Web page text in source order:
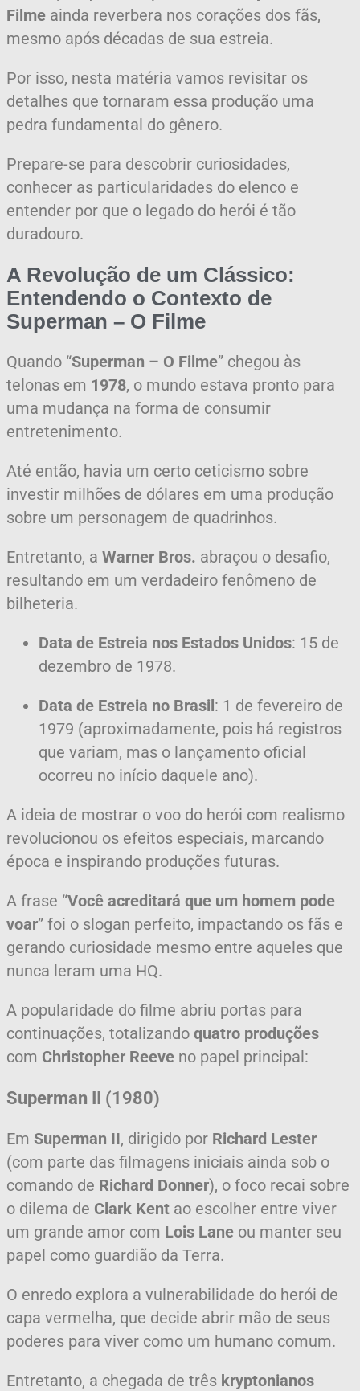
Filme ainda reverbera nos corações dos fãs,
mesmo após décadas de sua estreia.
Por isso, nesta matéria vamos revisitar os
detalhes que tornaram essa produção uma
pedra fundamental do gênero.
Prepare-se para descobrir curiosidades,
conhecer as particularidades do elenco e
entender por que o legado do herói é tão
duradouro.
A Revolução de um Clássico:
Entendendo o Contexto de
Superman – O Filme
Quando “Superman – O Filme” chegou às
telonas em 1978, o mundo estava pronto para
uma mudança na forma de consumir
entretenimento.
Até então, havia um certo ceticismo sobre
investir milhões de dólares em uma produção
sobre um personagem de quadrinhos.
Entretanto, a Warner Bros. abraçou o desafio,
resultando em um verdadeiro fenômeno de
bilheteria.
Data de Estreia nos Estados Unidos: 15 de
dezembro de 1978.
Data de Estreia no Brasil: 1 de fevereiro de
1979 (aproximadamente, pois há registros
que variam, mas o lançamento oficial
ocorreu no início daquele ano).
A ideia de mostrar o voo do herói com realismo
revolucionou os efeitos especiais, marcando
época e inspirando produções futuras.
A frase “Você acreditará que um homem pode
voar” foi o slogan perfeito, impactando os fãs e
gerando curiosidade mesmo entre aqueles que
nunca leram uma HQ.
A popularidade do filme abriu portas para
continuações, totalizando quatro produções
com Christopher Reeve no papel principal:
Superman II (1980)
Em Superman II, dirigido por Richard Lester
(com parte das filmagens iniciais ainda sob o
comando de Richard Donner), o foco recai sobre
o dilema de Clark Kent ao escolher entre viver
um grande amor com Lois Lane ou manter seu
papel como guardião da Terra.
O enredo explora a vulnerabilidade do herói de
capa vermelha, que decide abrir mão de seus
poderes para viver como um humano comum.
Entretanto, a chegada de três kryptonianos